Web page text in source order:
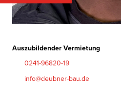
Auszubildender Vermietung
0241-96820-19
info@deubner-bau.de